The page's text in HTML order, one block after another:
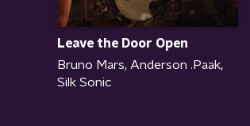
Leave the Door Open
Bruno Mars, Anderson .Paak,
Silk Sonic